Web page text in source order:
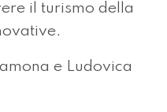
il turismo della
e Ludovica